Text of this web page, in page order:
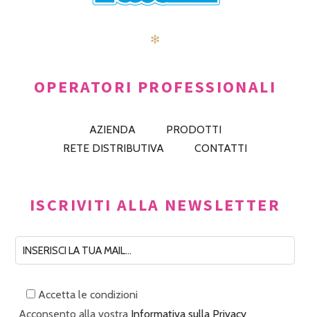
✻
OPERATORI PROFESSIONALI
AZIENDA
PRODOTTI
RETE DISTRIBUTIVA
CONTATTI
ISCRIVITI ALLA NEWSLETTER
Accetta le condizioni
Acconsento alla vostra Informativa sulla Privacy